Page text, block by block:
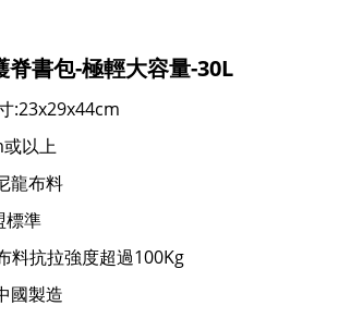
書包-極輕大容量-30L
以上
龍布料
標準
料抗拉強度超過100Kg
國製造